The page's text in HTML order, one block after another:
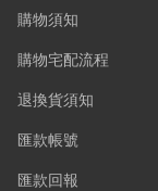
購物須知
購物宅配流程
退換貨須知
匯款帳號
匯款回報